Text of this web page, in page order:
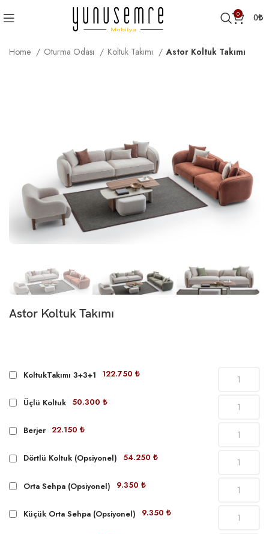
0 0₺
Home Oturma Odası Koltuk Takımı Astor Koltuk Takımı
Astor Koltuk Takımı
KoltukTakımı 3+3+1 122.750 ₺
Üçlü Koltuk 50.300 ₺
Berjer 22.150 ₺
Dörtlü Koltuk (Opsiyonel) 54.250 ₺
Orta Sehpa (Opsiyonel) 9.350 ₺
Küçük Orta Sehpa (Opsiyonel) 9.350 ₺